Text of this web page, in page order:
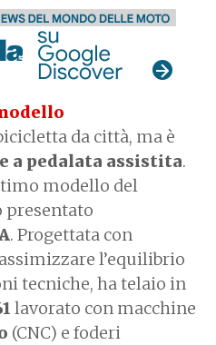
da città, ma è
a pedalata assistita.
modello del
. Progettata con
l’equilibrio
tecniche, ha telaio in
lavorato con macchine
(CNC) e foderi